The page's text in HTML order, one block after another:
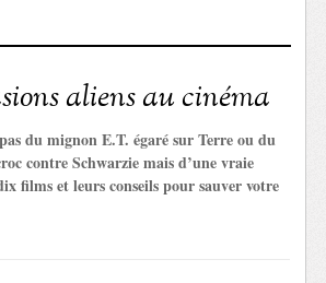
aliens au cinéma
du mignon E.T. égaré sur Terre ou du
contre Schwarzie mais d’une vraie
films et leurs conseils pour sauver votre